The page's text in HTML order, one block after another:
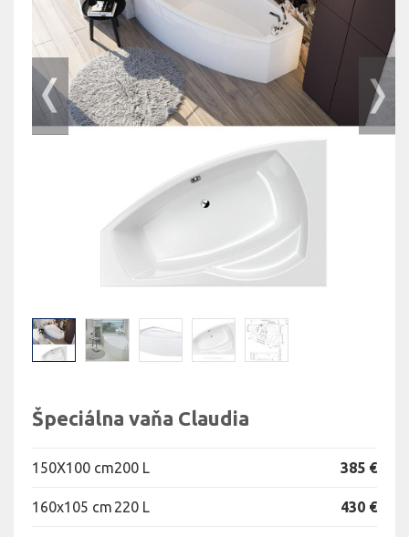
Špeciálna vaňa Claudia
150X100 cm200 L 385 €
160x105 cm 220 L 430 €